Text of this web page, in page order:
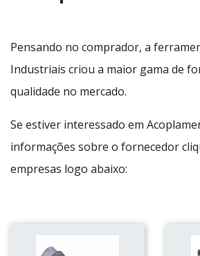
Pensando no comprador, a
Industriais criou a maior gama de
qualidade no mercado.
Se estiver interessado em
informações sobre o fornecedor
empresas logo abaixo: